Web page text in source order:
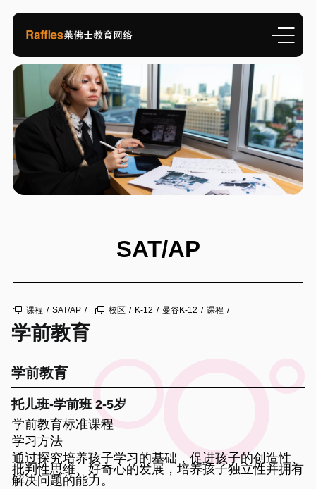
SAT/AP
课程 / SAT/AP / 校区 / K-12 / 曼谷K-12 / 课程 /
学前教育
学前教育
托儿班-学前班 2-5岁
学前教育标准课程
学习方法
通过探究培养孩子学习的基础，促进孩子的创造性、
批判性思维、好奇心的发展，培养孩子独立性并拥有
解决问题的能力。